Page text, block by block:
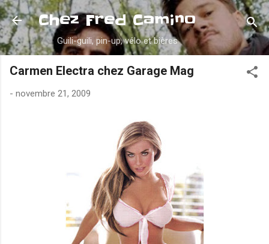
Accéder au contenu principal
Chez Fred Camino
Guili-guili, pin-up, vélo et bières
Carmen Electra chez Garage Mag
- novembre 21, 2009